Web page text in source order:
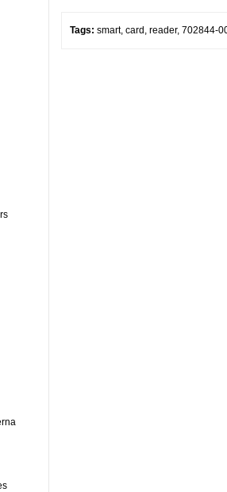
Tags: smart, card , reader, 702844-